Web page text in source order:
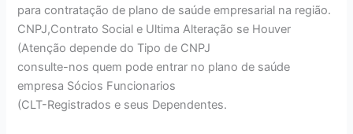
para contratação de plano de saúde empresarial na região.
CNPJ,Contrato Social e Ultima Alteração se Houver
(Atenção depende do Tipo de CNPJ
consulte-nos quem pode entrar no plano de saúde
empresa Sócios Funcionarios
(CLT-Registrados e seus Dependentes.